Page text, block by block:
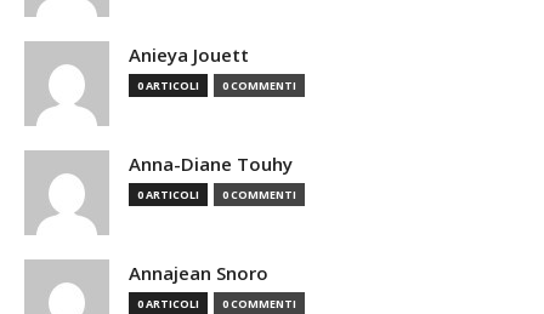
Anieya Jouett
0 ARTICOLI 0 COMMENTI
Anna-Diane Touhy
0 ARTICOLI 0 COMMENTI
Annajean Snoro
0 ARTICOLI 0 COMMENTI